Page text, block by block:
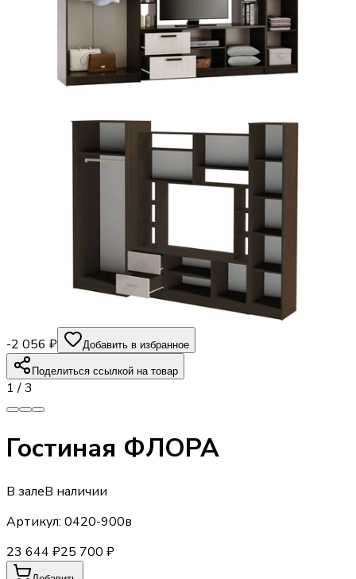
-2 056 ₽ Добавить в избранное
Поделиться ссылкой на товар
1 /3
Гостиная ФЛОРА
В залеВ наличии
Артикул: 0420-900в
23 644 ₽25 700 ₽